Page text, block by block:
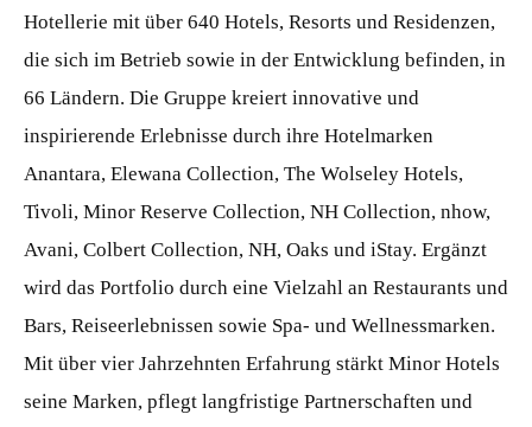
Hotellerie mit über 640 Hotels, Resorts und Residenzen,
die sich im Betrieb sowie in der Entwicklung befinden, in
66 Ländern. Die Gruppe kreiert innovative und
inspirierende Erlebnisse durch ihre Hotelmarken
Anantara, Elewana Collection, The Wolseley Hotels,
Tivoli, Minor Reserve Collection, NH Collection, nhow,
Avani, Colbert Collection, NH, Oaks und iStay. Ergänzt
wird das Portfolio durch eine Vielzahl an Restaurants und
Bars, Reiseerlebnissen sowie Spa- und Wellnessmarken.
Mit über vier Jahrzehnten Erfahrung stärkt Minor Hotels
seine Marken, pflegt langfristige Partnerschaften und